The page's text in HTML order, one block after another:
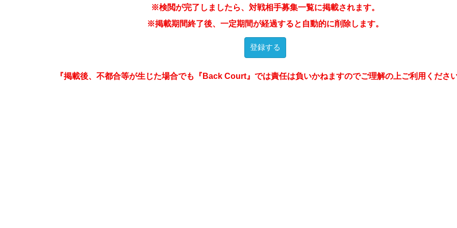
※検閲が完了しましたら、対戦相手募集一覧に掲載されます。
※掲載期間終了後、一定期間が経過すると自動的に削除します。
『掲載後、不都合等が生じた場合でも『Back Court』では責任は負いかねますのでご理解の上ご利用くださ